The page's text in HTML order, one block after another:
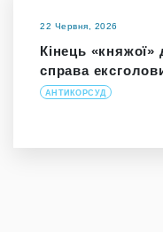
22 Червня, 2026
Кінець
справа
АНТИКОРСУД